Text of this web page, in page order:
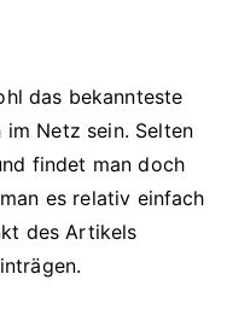
das bekannteste
Netz sein. Selten
findet man doch
es relativ einfach
des Artikels